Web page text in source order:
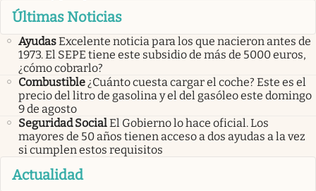
Últimas Noticias
AyudasExcelente noticia para los que nacieron antes de
1973. El SEPE tiene este subsidio de más de 5000 euros,
¿cómo cobrarlo?
Combustible¿Cuánto cuesta cargar el coche? Este es el
precio del litro de gasolina y el del gasóleo este domingo
9 de agosto
Seguridad SocialEl Gobierno lo hace oficial. Los
mayores de 50 años tienen acceso a dos ayudas a la vez
si cumplen estos requisitos
Actualidad